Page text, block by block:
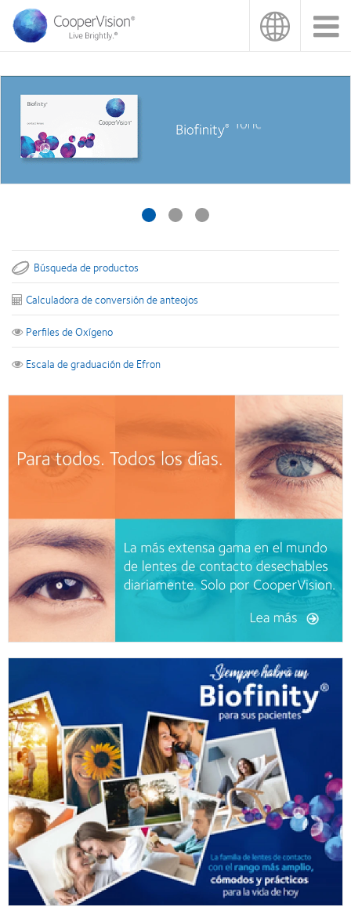
Pasar
contenido
principal
Búsqueda de productos
Calculadora de conversión de anteojos
Perfiles de Oxígeno
Escala de graduación de Efron